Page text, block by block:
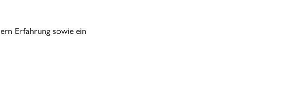
Erfahrung sowie ein